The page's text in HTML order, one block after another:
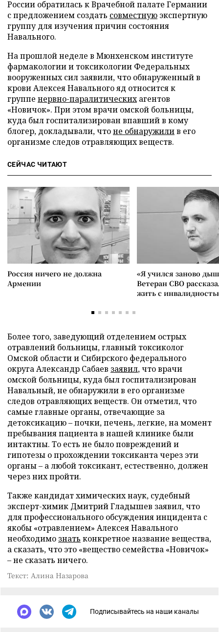
России обратилась к Врачебной палате Германии
с предложением создать совместную экспертную
группу для изучения причин состояния
Навального.
На прошлой неделе в Мюнхенском институте
фармакологии и токсикологии Федеральных
вооруженных сил заявили, что обнаруженный в
крови Алексея Навального яд относится к
группе нервно-паралитическихагентов
«Новичок». При этом врачи омской больницы,
куда был госпитализирован впавший в кому
блогер, докладывали, чтоне обнаружилив его
организме следов отравляющих веществ.
СЕЙЧАС ЧИТАЮТ
Россия ничего не должна
Армении
«Я учился заново
Ветеран СВО
жить с
Более того, заведующий отделением острых
отравлений больницы, главный токсиколог
Омской области и Сибирского федерального
округа Александр Сабаев заявил, что врачи
омской больницы, куда был госпитализирован
Навальный, не обнаружили в его организме
следов отравляющих веществ. Он отметил, что
самые главные органы, отвечающие за
детоксикацию – почки, печень, легкие, на момент
пребывания пациента в нашей клинике были
интактны. То есть не было повреждений и
гипотезы о прохождении токсиканта через эти
органы – а любой токсикант, естественно, должен
через них пройти.
Также кандидат химических наук, судебный
эксперт-химик Дмитрий Гладышев заявил, что
для профессионального обсуждения инцидента с
якобы «отравлением» Алексея Навального
необходимо знать конкретное название вещества,
а сказать, что это «вещество семейства «Новичок»
– не сказать ничего.
Текст: Алина Назарова
Подписывайтесь на наши каналы